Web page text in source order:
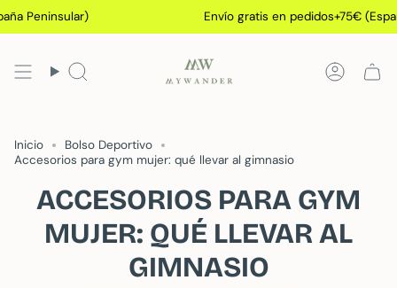
Ir
al
Envío gratis en pedidos+75€ (España
Búsqueda Cuenta
Inicio
Bolso Deportivo
Accesorios para gym mujer: qué llevar al gimnasio
ACCESORIOS PARA GYM
MUJER: QUÉ LLEVAR AL
GIMNASIO